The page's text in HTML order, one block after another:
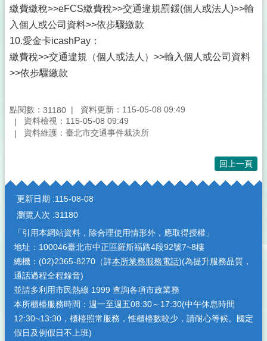
繳費繳稅>>eFCS繳費稅>>交通違規罰鍰(個人或法人)>>輸
入個人或公司資料>>依步驟繳款
10.愛金卡icashPay：
繳費稅>>交通違規（個人或法人）>>輸入個人或公司資料
>>依步驟繳款
點閱數： 31180
資料更新：115-05-08 09:49
資料檢視：115-05-08 09:49
資料維護：臺北市交通事件裁決所
回上一頁
:::
更新日期
115-08-08
瀏覽人次 31180
「引用本網站資料，除合理使用情形外，應取得授權」
地址：100046臺北市中正區羅斯福路4段92號7~8樓
總機：(02)2365-8270（詳本所業務服務電話)(為提升服務品質，
通話過程全程錄音)
並請多利用市民熱線 1999 查詢各項市政業務
本所櫃檯服務時間：週一至週五08:30～17:30(中午休息時間
12:30~13:30，櫃檯照常服務，惟櫃檯數較少，請耐心等候。國定
假日及例假日不上班)